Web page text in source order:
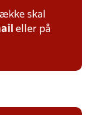
skal
eller på